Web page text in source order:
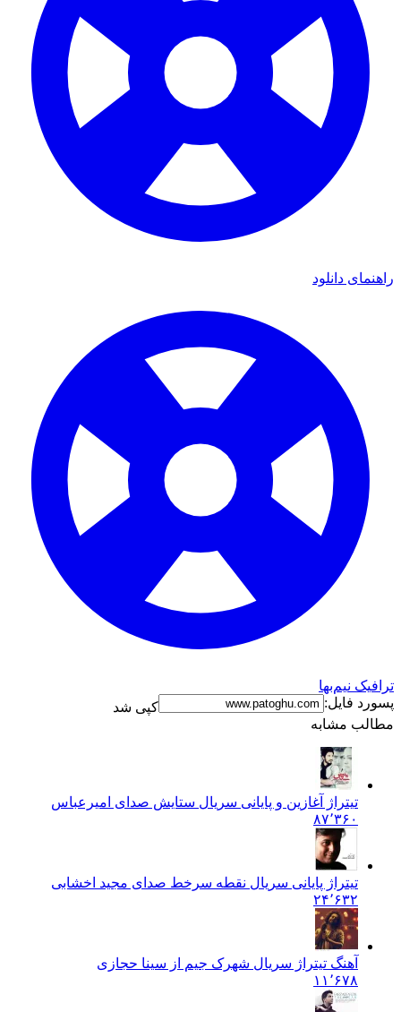
راهنمای دانلود
ترافیک نیم‌بها
پسورد فایل:
کپی شد
مطالب مشابه
تیتراژ آغازین و پایانی سریال ستایش صدای امیرعباس
۸۷٬۳۶۰
تیتراژ پایانی سریال نقطه سرخط صدای مجید اخشابی
۲۴٬۶۳۲
آهنگ تیتراژ سریال شهرک جیم از سینا حجازی
۱۱٬۶۷۸